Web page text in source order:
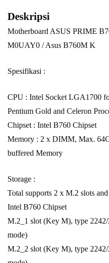
Deskripsi
Motherboard ASUS PRIME
M0UAY0 / Asus B760M K
Spesifikasi :
CPU : Intel Socket LGA1700
Pentium Gold and Celeron
Chipset : Intel B760 Chipset
Memory : 2 x DIMM, Max.
buffered Memory
Storage :
Total supports 2 x M.2 slots
Intel B760 Chipset
M.2_1 slot (Key M), type
mode)
M.2_2 slot (Key M), type